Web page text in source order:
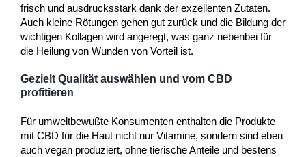
frisch und ausdrucksstark dank der exzellenten Zutaten.
Auch kleine Rötungen gehen gut zurück und die Bildung der
wichtigen Kollagen wird angeregt, was ganz nebenbei für
die Heilung von Wunden von Vorteil ist.
Gezielt Qualität auswählen und vom CBD
profitieren
Für umweltbewußte Konsumenten enthalten die Produkte
mit CBD für die Haut nicht nur Vitamine, sondern sind eben
auch vegan produziert, ohne tierische Anteile und bestens